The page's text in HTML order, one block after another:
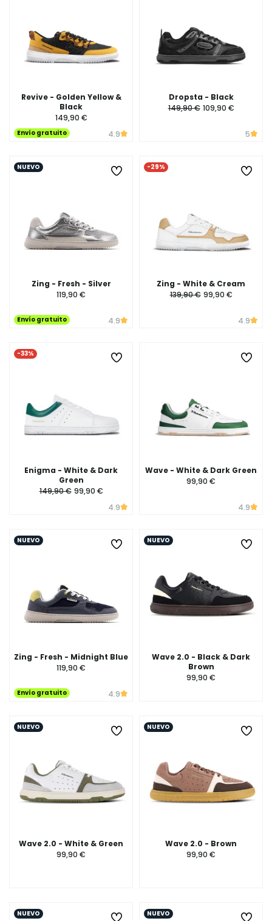
Revive - Golden Yellow &
Black
149,90 €
Envío gratuito 4.9
Dropsta - Black
149,90 € 109,90 €
5
NUEVO
Zing - Fresh - Silver
119,90 €
Envío gratuito 4.9
-29%
Zing - White & Cream
139,90 € 99,90 €
4.9
-33%
Enigma - White & Dark
Green
149,90 € 99,90 €
4.9
Wave - White & Dark Green
99,90 €
4.9
NUEVO
Zing - Fresh - Midnight Blue
119,90 €
Envío gratuito 4.9
NUEVO
Wave 2.0 - Black & Dark
Brown
99,90 €
NUEVO
Wave 2.0 - White & Green
99,90 €
NUEVO
Wave 2.0 - Brown
99,90 €
NUEVO NUEVO